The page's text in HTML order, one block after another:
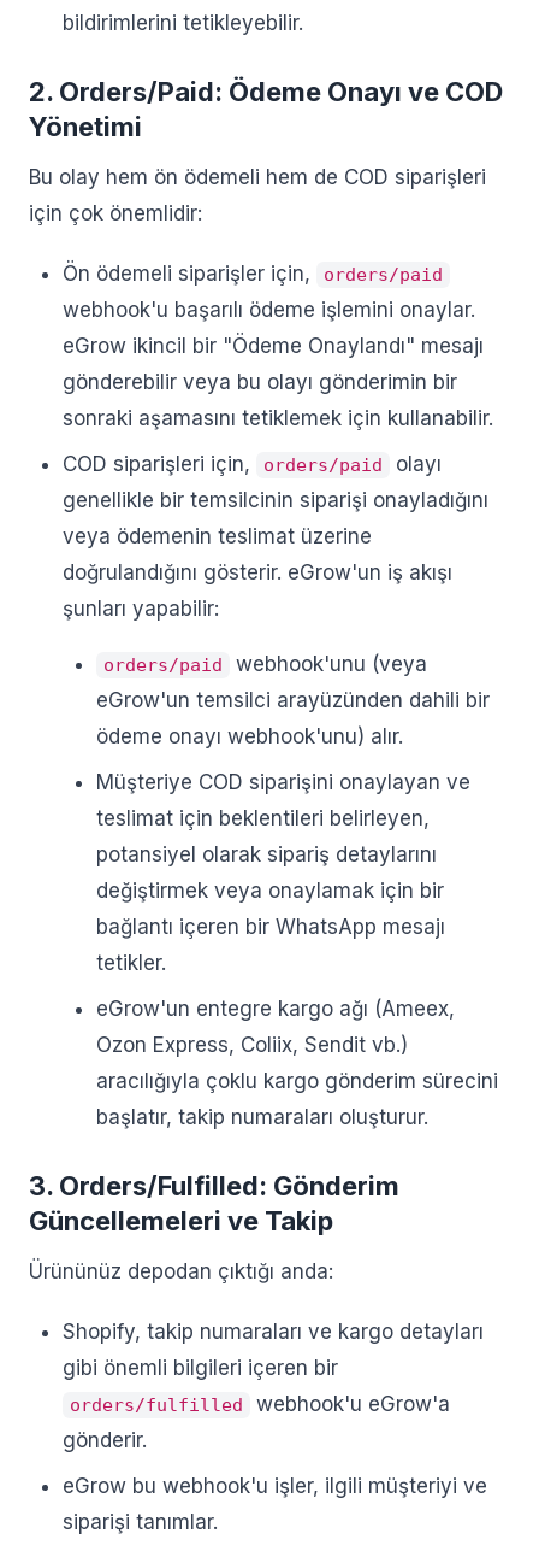
bildirimlerini tetikleyebilir.
2. Orders/Paid: Ödeme Onayı ve COD
Yönetimi
Bu olay hem ön ödemeli hem de COD siparişleri
için çok önemlidir:
Ön ödemeli siparişler için, orders/paid
webhook'u başarılı ödeme işlemini onaylar.
eGrow ikincil bir "Ödeme Onaylandı" mesajı
gönderebilir veya bu olayı gönderimin bir
sonraki aşamasını tetiklemek için kullanabilir.
COD siparişleri için,
orders/paid
olayı
genellikle bir temsilcinin siparişi onayladığını
veya ödemenin teslimat üzerine
doğrulandığını gösterir. eGrow'un iş akışı
şunları yapabilir:
orders/paid
webhook'unu (veya
eGrow'un temsilci arayüzünden dahili bir
ödeme onayı webhook'unu) alır.
Müşteriye COD siparişini onaylayan ve
teslimat için beklentileri belirleyen,
potansiyel olarak sipariş detaylarını
değiştirmek veya onaylamak için bir
bağlantı içeren bir WhatsApp mesajı
tetikler.
eGrow'un entegre kargo ağı (Ameex,
Ozon Express, Coliix, Sendit vb.)
aracılığıyla çoklu kargo gönderim sürecini
başlatır, takip numaraları oluşturur.
3. Orders/Fulfilled: Gönderim
Güncellemeleri ve Takip
Ürününüz depodan çıktığı anda:
Shopify, takip numaraları ve kargo detayları
gibi önemli bilgileri içeren bir
orders/fulfilled
webhook'u eGrow'a
gönderir.
eGrow bu webhook'u işler, ilgili müşteriyi ve
siparişi tanımlar.